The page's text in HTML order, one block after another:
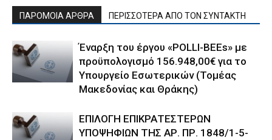
ΠΑΡΟΜΟΙΑ ΑΡΘΡΑ ΠΕΡΙΣΣΟΤΕΡΑ ΑΠΟ ΤΟΝ ΣΥΝΤΑΚΤΗ
Έναρξη του έργου «POLLI-BEEs» με
προϋπολογισμό 156.948,00€ για το
Υπουργείο Εσωτερικών (Τομέας
Μακεδονίας και Θράκης)
ΕΠΙΛΟΓΗ ΕΠΙΚΡΑΤΕΣΤΕΡΩΝ
ΥΠΟΨΗΦΙΩΝ ΤΗΣ ΑΡ. ΠΡ. 1848/1-5-